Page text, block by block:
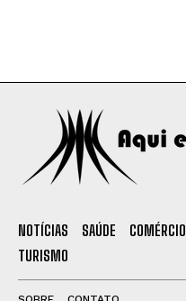
NOTÍCIAS SAÚDE COMÉRCIO
TURISMO